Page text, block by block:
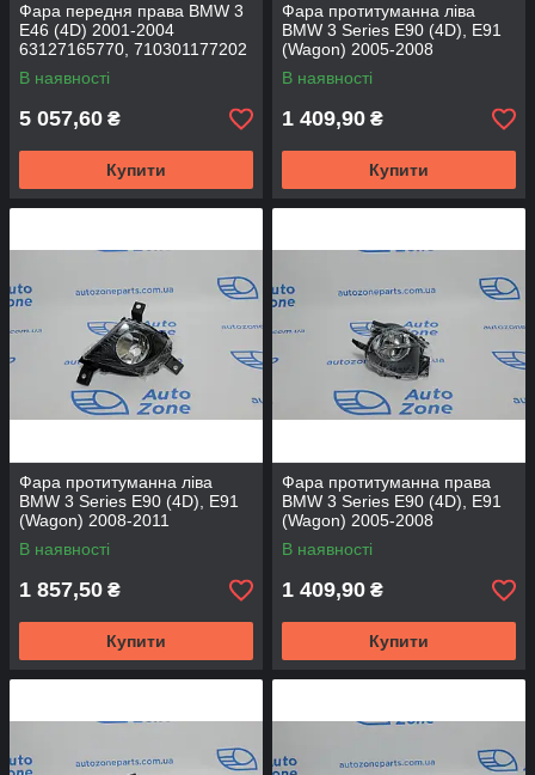
Фара передня права BMW 3
E46 (4D) 2001-2004
63127165770, 710301177202
- DEPO
В наявності
5 057,60 ₴
Купити
Фара протитуманна ліва
BMW 3 Series E90 (4D), E91
(Wagon) 2005-2008
63176948373 - DEPO
В наявності
1 409,90 ₴
Купити
Фара протитуманна ліва
BMW 3 Series E90 (4D), E91
(Wagon) 2008-2011
63177199893 - DEPO
В наявності
1 857,50 ₴
Купити
Фара протитуманна права
BMW 3 Series E90 (4D), E91
(Wagon) 2005-2008
63176948374 - DEPO
В наявності
1 409,90 ₴
Купити